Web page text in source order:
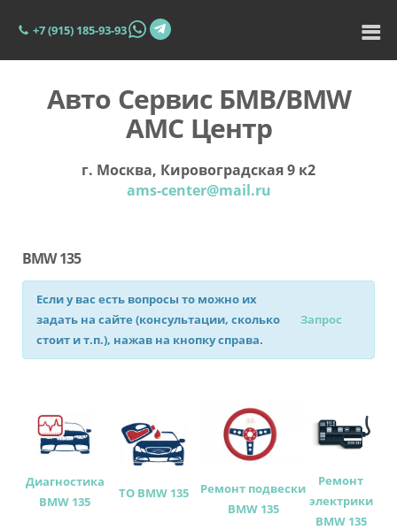
+7 (915) 185-93-93
Авто Сервис БМВ/BMW
АМС Центр
г. Москва, Кировоградская 9 к2
ams-center@mail.ru
BMW 135
Если у вас есть вопросы то можно их
задать на сайте (консультации, сколько
стоит и т.п.), нажав на кнопку справа.
Запрос
Диагностика
BMW 135
ТО BMW 135
Ремонт подвески
BMW 135
Ремонт
электрики
BMW 135